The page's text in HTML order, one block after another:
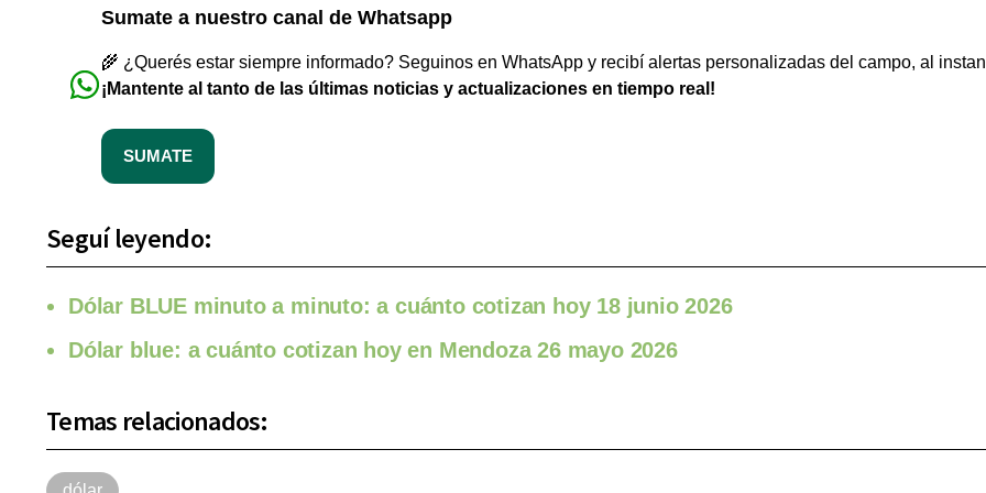
Sumate a nuestro canal de Whatsapp
🌾 ¿Querés estar siempre informado? Seguinos en WhatsApp y recibí alertas personalizadas del campo, al
¡Mantente al tanto de las últimas noticias y actualizaciones en tiempo real!
SUMATE
Seguí leyendo:
Dólar BLUE minuto a minuto: a cuánto cotizan hoy 18 junio 2026
Dólar blue: a cuánto cotizan hoy en Mendoza 26 mayo 2026
Temas relacionados: